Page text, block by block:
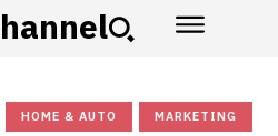
HOME & AUTO MARKETING